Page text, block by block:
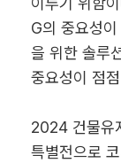
G의 중요성
을 위한 솔루
중요성이 점
2024 건물유
특별전으로